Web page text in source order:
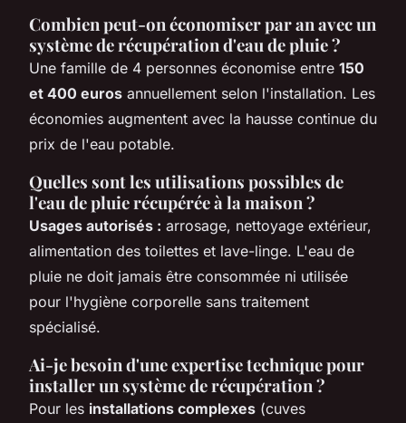
Combien peut-on économiser par an avec un
système de récupération d'eau de pluie ?
Une famille de 4 personnes économise entre 150
et 400 euros annuellement selon l'installation. Les
économies augmentent avec la hausse continue du
prix de l'eau potable.
Quelles sont les utilisations possibles de
l'eau de pluie récupérée à la maison ?
Usages autorisés : arrosage, nettoyage extérieur,
alimentation des toilettes et lave-linge. L'eau de
pluie ne doit jamais être consommée ni utilisée
pour l'hygiène corporelle sans traitement
spécialisé.
Ai-je besoin d'une expertise technique pour
installer un système de récupération ?
Pour les installations complexes (cuves